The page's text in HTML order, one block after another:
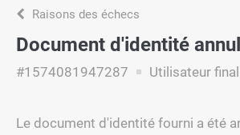
Raisons des échecs
Document d'identité
#1574081947287 Utilisateur final
Le document d'identité fourni a été